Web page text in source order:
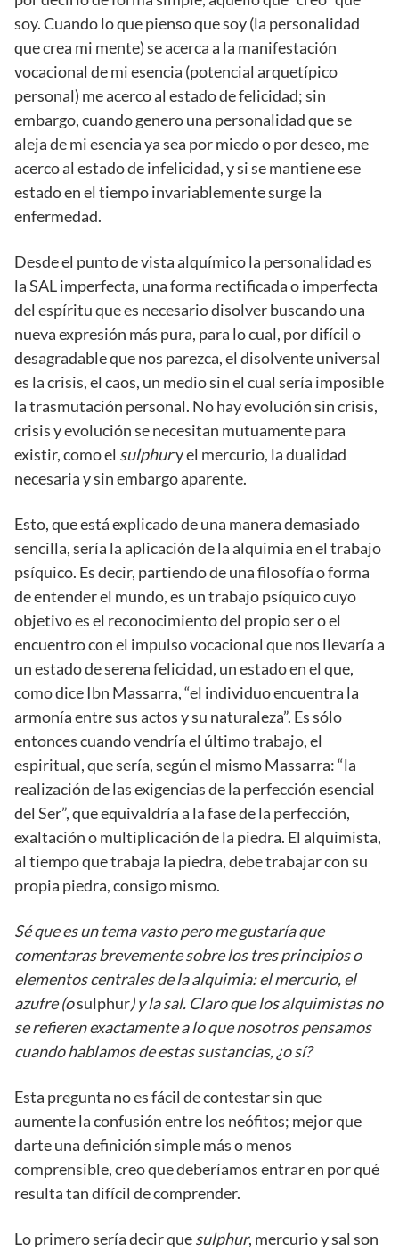
soy. Cuando lo que pienso que soy (la personalidad
que crea mi mente) se acerca a la manifestación
vocacional de mi esencia (potencial arquetípico
personal) me acerco al estado de felicidad; sin
embargo, cuando genero una personalidad que se
aleja de mi esencia ya sea por miedo o por deseo, me
acerco al estado de infelicidad, y si se mantiene ese
estado en el tiempo invariablemente surge la
enfermedad.
Desde el punto de vista alquímico la personalidad es
la SAL imperfecta, una forma rectificada o imperfecta
del espíritu que es necesario disolver buscando una
nueva expresión más pura, para lo cual, por difícil o
desagradable que nos parezca, el disolvente universal
es la crisis, el caos, un medio sin el cual sería imposible
la trasmutación personal. No hay evolución sin crisis,
crisis y evolución se necesitan mutuamente para
existir, como el sulphury el mercurio, la dualidad
necesaria y sin embargo aparente.
Esto, que está explicado de una manera demasiado
sencilla, sería la aplicación de la alquimia en el trabajo
psíquico. Es decir, partiendo de una filosofía o forma
de entender el mundo, es un trabajo psíquico cuyo
objetivo es el reconocimiento del propio ser o el
encuentro con el impulso vocacional que nos llevaría a
un estado de serena felicidad, un estado en el que,
como dice Ibn Massarra, “el individuo encuentra la
armonía entre sus actos y su naturaleza”. Es sólo
entonces cuando vendría el último trabajo, el
espiritual, que sería, según el mismo Massarra: “la
realización de las exigencias de la perfección esencial
del Ser”, que equivaldría a la fase de la perfección,
exaltación o multiplicación de la piedra. El alquimista,
al tiempo que trabaja la piedra, debe trabajar con su
propia piedra, consigo mismo.
Sé que es un tema vasto pero me gustaría que
comentaras brevemente sobre los tres principios o
elementos centrales de la alquimia: el mercurio, el
azufre (osulphur) y la sal. Claro que los alquimistas no
se refieren exactamente a lo que nosotros pensamos
cuando hablamos de estas sustancias, ¿o sí?
Esta pregunta no es fácil de contestar sin que
aumente la confusión entre los neófitos; mejor que
darte una definición simple más o menos
comprensible, creo que deberíamos entrar en por qué
resulta tan difícil de comprender.
Lo primero sería decir quesulphur, mercurio y sal son